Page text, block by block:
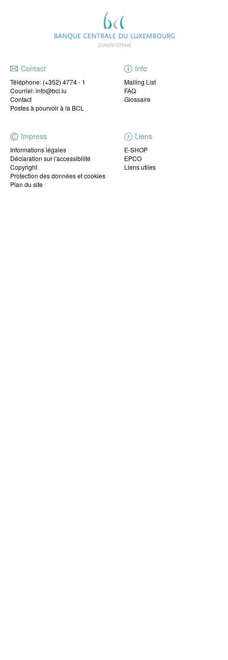
Contact
Téléphone: (+352) 4774 - 1
Courriel: info@bcl.lu
Contact
Postes à pourvoir à la BCL
Info
Mailing List
FAQ
Glossaire
Impress
Informations légales
Déclaration sur l'accessibilité
Copyright
Protection des données et cookies
Plan du site
Liens
E-SHOP
EPCO
Liens utiles